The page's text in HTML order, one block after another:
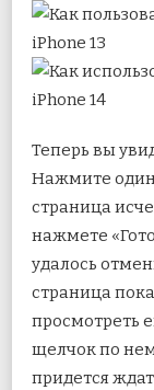
Теперь вы
Нажмите один
страница
нажмете
удалось
страница
просмотреть
щелчок по
придется